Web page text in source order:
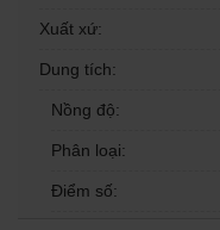
Xuất xứ:
Dung tích:
Nồng độ:
Phân loại:
Điểm số: